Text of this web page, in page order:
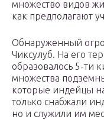
множество видов
как предполагают
Обнаруженный
Чиксулуб. На его
образовалось 5-ти
множества
которые индейцы
только снабжали
но и служили им